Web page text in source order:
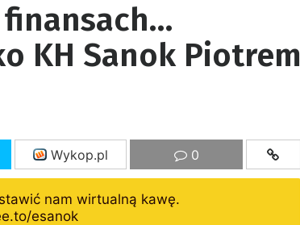
KH Sanok Piotrem
Wykop.pl 0
nam wirtualną kawę.
esanok